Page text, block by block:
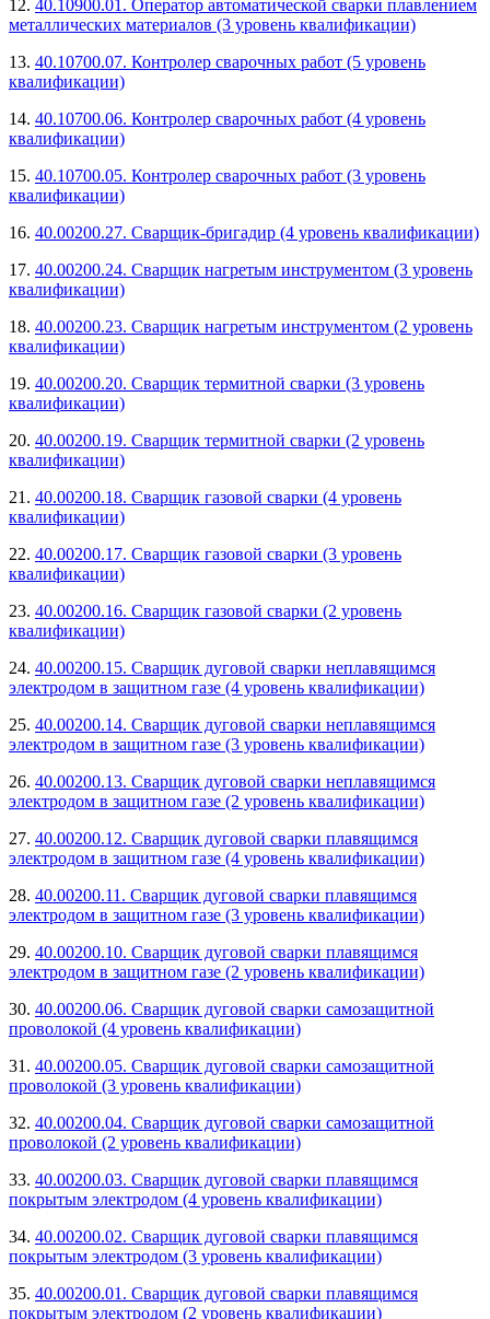
12. 40.10900.01. Оператор автоматической сварки плавлением
металлических материалов (3 уровень квалификации)
13. 40.10700.07. Контролер сварочных работ (5 уровень
квалификации)
14. 40.10700.06. Контролер сварочных работ (4 уровень
квалификации)
15. 40.10700.05. Контролер сварочных работ (3 уровень
квалификации)
16. 40.00200.27. Сварщик-бригадир (4 уровень квалификации)
17. 40.00200.24. Сварщик нагретым инструментом (3 уровень
квалификации)
18. 40.00200.23. Сварщик нагретым инструментом (2 уровень
квалификации)
19. 40.00200.20. Сварщик термитной сварки (3 уровень
квалификации)
20. 40.00200.19. Сварщик термитной сварки (2 уровень
квалификации)
21. 40.00200.18. Сварщик газовой сварки (4 уровень
квалификации)
22. 40.00200.17. Сварщик газовой сварки (3 уровень
квалификации)
23. 40.00200.16. Сварщик газовой сварки (2 уровень
квалификации)
24. 40.00200.15. Сварщик дуговой сварки неплавящимся
электродом в защитном газе (4 уровень квалификации)
25. 40.00200.14. Сварщик дуговой сварки неплавящимся
электродом в защитном газе (3 уровень квалификации)
26. 40.00200.13. Сварщик дуговой сварки неплавящимся
электродом в защитном газе (2 уровень квалификации)
27. 40.00200.12. Сварщик дуговой сварки плавящимся
электродом в защитном газе (4 уровень квалификации)
28. 40.00200.11. Сварщик дуговой сварки плавящимся
электродом в защитном газе (3 уровень квалификации)
29. 40.00200.10. Сварщик дуговой сварки плавящимся
электродом в защитном газе (2 уровень квалификации)
30. 40.00200.06. Сварщик дуговой сварки самозащитной
проволокой (4 уровень квалификации)
31. 40.00200.05. Сварщик дуговой сварки самозащитной
проволокой (3 уровень квалификации)
32. 40.00200.04. Сварщик дуговой сварки самозащитной
проволокой (2 уровень квалификации)
33. 40.00200.03. Сварщик дуговой сварки плавящимся
покрытым электродом (4 уровень квалификации)
34. 40.00200.02. Сварщик дуговой сварки плавящимся
покрытым электродом (3 уровень квалификации)
35. 40.00200.01. Сварщик дуговой сварки плавящимся
покрытым электродом (2 уровень квалификации)